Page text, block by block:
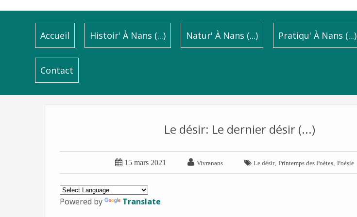
Accueil Histoir' À Nans (...) Natur' À Nans (...) Pratiqu' À Nans (...)
Contact
Le désir: Le dernier désir (...)
 15 mars 2021  Vivranans  Le désir, Printemps des Poètes Poésie
Powered by Translate